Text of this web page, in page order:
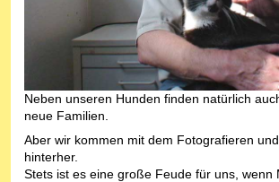
Neben unseren Hunden finden natürlich
neue Familien.
Aber wir kommen mit dem Fotografieren
hinterher.
Stets ist es eine große Feude für uns, wenn